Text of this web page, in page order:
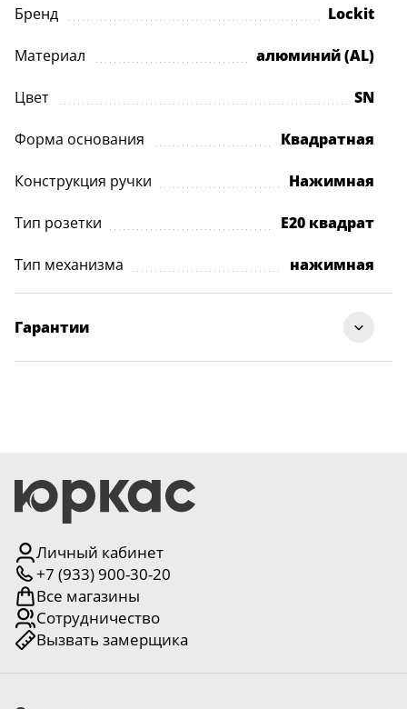
Бренд Lockit
Материал алюминий (AL)
Цвет SN
Форма основания Квадратная
Конструкция ручки Нажимная
Тип розетки E20 квадрат
Тип механизма нажимная
Гарантии
Личный кабинет
+7 (933) 900-30-20
Все магазины
Сотрудничество
Вызвать замерщика